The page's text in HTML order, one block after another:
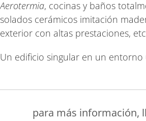
Aerotermia, cocinas y baños
solados cerámicos imitación
exterior con altas prestaciones,
Un edificio singular en un entorno
para más información,